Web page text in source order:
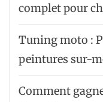
complet pour
Tuning moto :
peintures sur-
Comment